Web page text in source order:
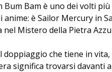
Bum Bam è uno dei volti
è Sailor Mercury in
nel Mistero della Pietra
che tiene in
significa trovarsi davanti